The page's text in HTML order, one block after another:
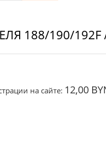
188/190/192F
на сайте: 12,00